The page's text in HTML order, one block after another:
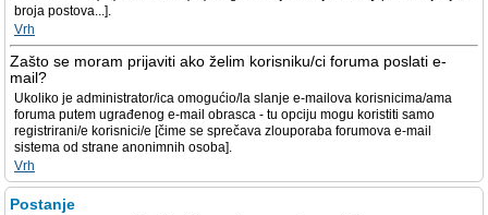
broja postova...].
Vrh
Zašto se moram prijaviti ako želim korisniku/ci foruma poslati e-
mail?
Ukoliko je administrator/ica omogućio/la slanje e-mailova korisnicima/ama
foruma putem ugrađenog e-mail obrasca - tu opciju mogu koristiti samo
registrirani/e korisnici/e [čime se sprečava zlouporaba forumova e-mail
sistema od strane anonimnih osoba].
Vrh
Postanje